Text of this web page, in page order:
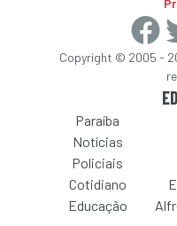
Copyright © 2005 -
Paraíba
Notícias
Policiais
Cotidiano
Educação